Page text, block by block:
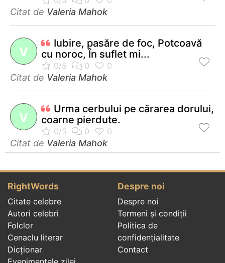
Citat de Valeria Mahok
V
Iubire, pasăre de foc, Potcoavă
cu noroc, În suflet mi...
Citat de Valeria Mahok
V
Urma cerbului pe cărarea dorului,
coarne pierdute.
Citat de Valeria Mahok
RightWords
Citate celebre
Autori celebri
Folclor
Cenaclu literar
Dicționar
Despre noi
Despre noi
Termeni și condiții
Politica de
confidenţialitate
Contact